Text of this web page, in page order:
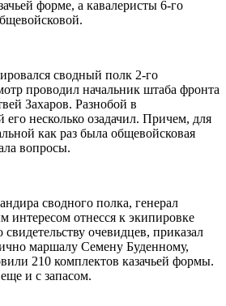
форме, а кавалеристы 6-го
сводный полк 2-го
проводил начальник штаба фронта
Захаров. Разнобой в
несколько озадачил. Причем, для
как раз была общевойсковая
вопросы.
сводного полка, генерал
интересом отнесся к экипировке
очевидцев, приказал
маршалу Семену Буденному,
210 комплектов казачьей формы.
и с запасом.